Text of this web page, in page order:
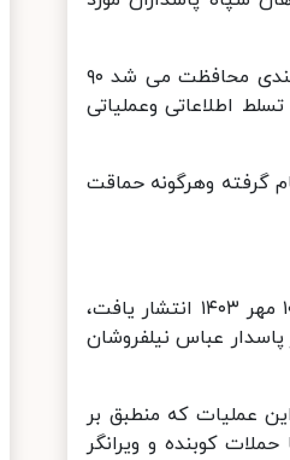
علی رغم اینکه این منطقه با پیشرفترین و پرحجم ترین سامانه های پدافندی محافظت می شد ۹۰
اطلاعاتی وعملیاتی
وهرگونه حماقت
سپاه پاسداران انقلاب اسلامی در اطلاعیه نخست خود که سه شنبه شب ۱۰ مهر ۱۴۰۳ انتشار یافت،
عباس نیلفروشان
عملیات که منطبق بر
کوبنده و ویرانگر